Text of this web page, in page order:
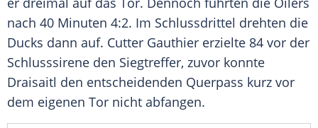
nach 40 Minuten 4:2. Im Schlussdrittel drehten die
Ducks dann auf. Cutter Gauthier erzielte 84 vor der
Schlusssirene den Siegtreffer, zuvor konnte
Draisaitl den entscheidenden Querpass kurz vor
dem eigenen Tor nicht abfangen.